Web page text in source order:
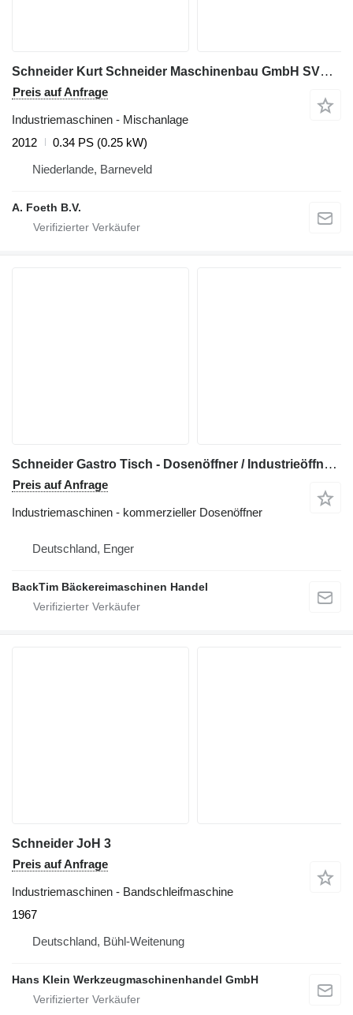
Schneider Kurt Schneider Maschinenbau GmbH SVPM 2 - Planetary mixer
Preis auf Anfrage
Industriemaschinen - Mischanlage
2012
0.34 PS (0.25 kW)
Niederlande, Barneveld
A. Foeth B.V.
Schneider Gastro Tisch - Dosenöffner / Industrieöffner / 60 cm
Preis auf Anfrage
Industriemaschinen - kommerzieller Dosenöffner
Deutschland, Enger
BackTim Bäckereimaschinen Handel
Schneider JoH 3
Preis auf Anfrage
Industriemaschinen - Bandschleifmaschine
1967
Deutschland, Bühl-Weitenung
Hans Klein Werkzeugmaschinenhandel GmbH